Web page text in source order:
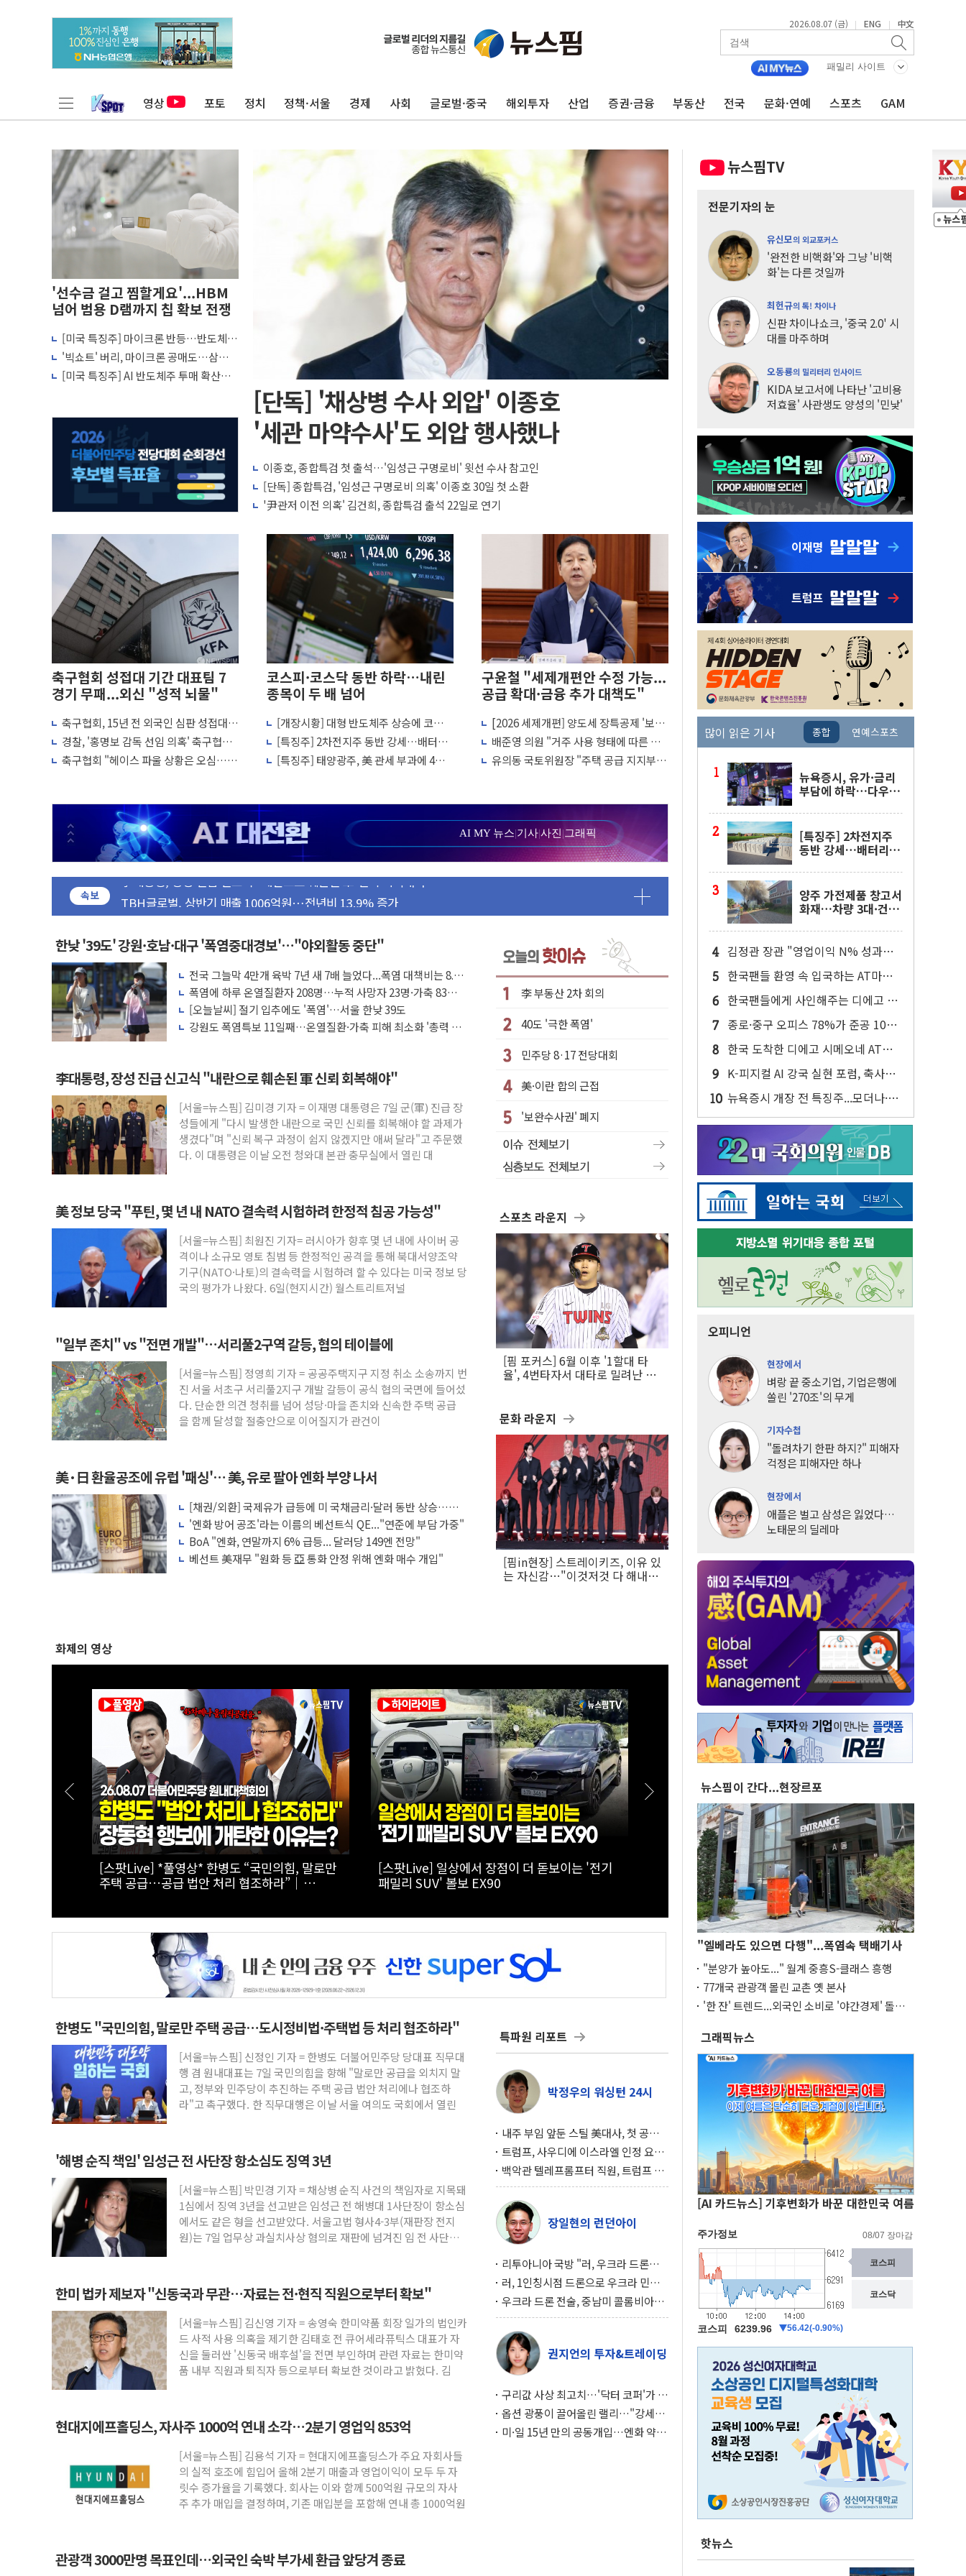
2026.08.07 (금) | ENG | 中文
패밀리 사이트
영상 포토 정치 정책·서울 경제 사회 글로벌·중국 해외투자 산업 증권·금융 부동산 전국 문화·연예 스포츠 GAM
'선수금 걸고 찜할게요'...HBM
넘어 범용 D램까지 칩 확보 전쟁
[미국 특징주] 마이크론 반등…반도체
투자 심리 회복 조짐
'빅쇼트' 버리, 마이크론 공매도…삼성전
자·SK하이닉스 증설 '위험신호'
[미국 특징주] AI 반도체주 투매 확산…
[단독] '채상병 수사 외압' 이종호
'세관 마약수사'도 외압 행사했나
이종호, 종합특검 첫 출석…'임성근 구명로비' 윗선 수사 참고인
[단독] 종합특검, '임성근 구명로비 의혹' 이종호 30일 첫 소환
'尹관저 이전 의혹' 김건희, 종합특검 출석 22일로 연기
축구협회 성접대 기간 대표팀 7
경기 무패...외신 "성적 뇌물"
축구협회, 15년 전 외국인 심판 성접대
의혹...월드컵·올림픽 예선도 포함
경찰, '홍명보 감독 선임 의혹' 축구협회
압수수색
축구협회 "헤이스 파울 상황은 오심…역
코스피·코스닥 동반 하락…내린
종목이 두 배 넘어
[개장시황] 대형 반도체주 상승에 코스
피, 장 초반 1%대 반등
[특징주] 2차전지주 동반 강세…배터리3
사 일제히 상승
[특징주] 태양광주, 美 관세 부과에 4%
구윤철 "세제개편안 수정 가능...
공급 확대·금융 추가 대책도"
[2026 세제개편] 양도세 장특공제 '보
유'서 '거주'로…10년 살아야 최대 80%
배준영 의원 "거주 사용 형태에 따른 중
과세는 과세 원칙 어긋나"
유의동 국토위원장 "주택 공급 지지부
AI MY 뉴스|기사|사진 |그래픽
속보
나경원 의원 "장기보유 1주택자 과도한 세금 부당"…소득세법 개정안 발의 예고
李대통령, 규제합리화위 부위원장에 김태유·국립외교원장에 김흥규
박홍근 "국가재정시스템 안정성 한순간도 흔들려선 안돼"
우리자산운용, MMF 순자산 30조 돌파…증시 급락에 업계 1위
李대통령, 장성 진급 신고식 "내란으로 훼손된 軍 신뢰 회복해야"
TBH글로벌, 상반기 매출 1006억원…전년비 13.9% 증가
AI 메모리 향한 뜨거운 관심…SK하이닉스, FMS서 '풀스택' 기술력 과시
"내년 메모리 물량 동났다"…선수금 내걸고 확보 전쟁
현대지에프홀딩스, 자사주 1000억 연내 소각…2분기 영업익 853억
관광객 3000만명 목표인데…외국인 숙박 부가세 환급 앞당겨 종료
[뉴스핌 이 시각 PICK] 축구협회 성접대 기간, 대표팀 무패 外
美 정보 당국 "푸틴, 몇 년 내 NATO 결속력 시험하려 한정적 침공 가능성"
서울시, 정비사업으로 주택 36% 늘었다...공급부족 전 시장 규제 탓 커
신인류콘텐츠, 핀란드 AI 기업 Audission Oy와 운영 파트너십 체결
"일부 존치" vs "전면 개발"…서리풀2구역 갈등, 협의 테이블에
[AI 카드뉴스] 기후변화가 바꾼 대한민국 여름
한낮 '39도' 강원·호남·대구 '폭염중대경보'…"야외활동 중단"
전국 그늘막 4만개 육박 7년 새 7배 늘었다...폭염 대책비는 8.6
배 증가
폭염에 하루 온열질환자 208명…누적 사망자 23명·가축 83만
마리 폐사
[오늘날씨] 절기 입추에도 '폭염'…서울 한낮 39도
강원도 폭염특보 11일째…온열질환·가축 피해 최소화 '총력 대
李대통령, 장성 진급 신고식 "내란으로 훼손된 軍 신뢰 회복해야"
[서울=뉴스핌] 김미경 기자 = 이재명 대통령은 7일 군(軍) 진급 장
성들에게 "다시 발생한 내란으로 국민 신뢰를 회복해야 할 과제가
생겼다"며 "신뢰 복구 과정이 쉽지 않겠지만 애써 달라"고 주문했
다. 이 대통령은 이날 오전 청와대 본관 충무실에서 열린 대
美 정보 당국 "푸틴, 몇 년 내 NATO 결속력 시험하려 한정적 침공 가능성"
[서울=뉴스핌] 최원진 기자= 러시아가 향후 몇 년 내에 사이버 공
격이나 소규모 영토 침범 등 한정적인 공격을 통해 북대서양조약
기구(NATO·나토)의 결속력을 시험하려 할 수 있다는 미국 정보 당
국의 평가가 나왔다. 6일(현지시간) 월스트리트저널
"일부 존치" vs "전면 개발"…서리풀2구역 갈등, 협의 테이블에
[서울=뉴스핌] 정영희 기자 = 공공주택지구 지정 취소 소송까지 번
진 서울 서초구 서리풀2지구 개발 갈등이 공식 협의 국면에 들어섰
다. 단순한 의견 청취를 넘어 성당·마을 존치와 신속한 주택 공급
을 함께 달성할 절충안으로 이어질지가 관건이
美·日 환율공조에 유럽 '패싱'… 美, 유로 팔아 엔화 부양 나서
[채권/외환] 국제유가 급등에 미 국채금리·달러 동반 상승…시
장, 美 고용지표 촉각
'엔화 방어 공조'라는 이름의 베선트식 QE..."연준에 부담 가중"
BoA "엔화, 연말까지 6% 급등... 달러당 149엔 전망"
베선트 美재무 "원화 등 亞 통화 안정 위해 엔화 매수 개입"
李 부동산 2차 회의
40도 '극한 폭염'
민주당 8·17 전당대회
美·이란 합의 근접
'보완수사권' 폐지
스포츠 라운지
[핌 포커스] 6월 이후 '1할대 타
율', 4번타자서 대타로 밀려난 LG
문화 라운지
[핌in현장] 스트레이키즈, 이유 있
는 자신감…"이것저것 다 해내는
화제의 영상
[실전! 해외주식] 광둥성 반도체 생태계 리더 '캔
세미', 창업판 상장 도전
[실전! 해외주식] 극한의 우주 환경을 돌파하는
AADX의 경쟁력
[스팟Live] 한자리에 모인 장군들...李대통령,
이상렬 대장 등 진급 장성 4명에 삼정검 수치 직
접 수여｜26.08.07 장성 진급·삼정검 수치 수
한병도 "국민의힘, 말로만 주택 공급…도시정비법·주택법 등 처리 협조하라"
[서울=뉴스핌] 신정인 기자 = 한병도 더불어민주당 당대표 직무대
행 겸 원내대표는 7일 국민의힘을 향해 "말로만 공급을 외치지 말
고, 정부와 민주당이 추진하는 주택 공급 법안 처리에나 협조하
라"고 촉구했다. 한 직무대행은 이날 서울 여의도 국회에서 열린
'해병 순직 책임' 임성근 전 사단장 항소심도 징역 3년
[서울=뉴스핌] 박민경 기자 = 채상병 순직 사건의 책임자로 지목돼
1심에서 징역 3년을 선고받은 임성근 전 해병대 1사단장이 항소심
에서도 같은 형을 선고받았다. 서울고법 형사4-3부(재판장 전지
원)는 7일 업무상 과실치사상 혐의로 재판에 넘겨진 임 전 사단장
한미 법카 제보자 "신동국과 무관…자료는 전·현직 직원으로부터 확보"
[서울=뉴스핌] 김신영 기자 = 송영숙 한미약품 회장 일가의 법인카
드 사적 사용 의혹을 제기한 김태호 전 큐어세라퓨틱스 대표가 자
신을 둘러싼 '신동국 배후설'을 전면 부인하며 관련 자료는 한미약
품 내부 직원과 퇴직자 등으로부터 확보한 것이라고 밝혔다. 김
현대지에프홀딩스, 자사주 1000억 연내 소각…2분기 영업익 853억
[서울=뉴스핌] 김용석 기자 = 현대지에프홀딩스가 주요 자회사들
의 실적 호조에 힘입어 올해 2분기 매출과 영업이익이 모두 두 자
릿수 증가율을 기록했다. 회사는 이와 함께 500억원 규모의 자사
주 추가 매입을 결정하며, 기존 매입분을 포함해 연내 총 1000억원
관광객 3000만명 목표인데…외국인 숙박 부가세 환급 앞당겨 종료
특파원 리포트
박정우의 워싱턴 24시
내주 부임 앞둔 스틸 美대사, 첫 공개
행사서 "한미동맹 강화 최우선 과제"
트럼프, 사우디에 이스라엘 인정 요
구…원자력 협정 서명 하루 만에 좌초
위기
백악관 텔레프롬프터 직원, 트럼프 연
설 미리 보고 베팅 시장서 10만달러 챙
겨
장일현의 런던아이
리투아니아 국방 "러, 우크라 드론으
로 나토 회원국 공격 검토… 거짓 깃발
작전"
러, 1인칭시점 드론으로 우크라 민간
인 '사파리' 공격… 시민들 공포감 극
대화 전략
우크라 드론 전술, 중남미 콜롬비아에
새 안보 위기… 반군·마약카르텔이 습
득해 전투 활용
권지언의 투자&트레이딩
구리값 사상 최고치…'닥터 코퍼'가 말
하는 경기 신호가 달라졌다
옵션 광풍이 끌어올린 랠리…"강세장
이면에 과열 경고등"
미·일 15년 만의 공동개입…엔화 약세
뉴스핌TV
전문기자의 눈
유신모의 외교포커스
'완전한 비핵화'와 그냥 '비핵
화'는 다른 것일까
최헌규의 톡! 차이나
신판 차이나쇼크, '중국 2.0' 시
대를 마주하며
오동룡의 밀리터리 인사이드
KIDA 보고서에 나타난 '고비용
저효율' 사관생도 양성의 '민낯'
많이 읽은 기사 종합 연예스포츠
뉴욕증시, 유가·금리
부담에 하락…다우 5
[특징주] 2차전지주
동반 강세…배터리3
양주 가전제품 창고서
화재…차량 3대·건물
김정관 장관 "영업이익 N% 성과급
반대…상법·자본시장법 개정 논의"
한국팬들 환영 속 입국하는 AT마드
리드
한국팬들에게 사인해주는 디에고 시
메오네 감독
종로·중구 오피스 78%가 준공 10년
이상…리뉴얼이 경쟁력 가른다
한국 도착한 디에고 시메오네 AT마
드리드 감독
K-피지컬 AI 강국 실현 포럼, 축사하
는 한병도
뉴욕증시 개장 전 특징주...모더나·아
이온큐·도어대시↑ VS 샌디스크·피
그마·앱러빈↓
오피니언
현장에서
벼랑 끝 중소기업, 기업은행에
쏠린 '270조'의 무게
기자수첩
"돌려차기 한판 하지?" 피해자
걱정은 피해자만 하나
현장에서
애플은 벌고 삼성은 잃었다…
노태문의 딜레마
뉴스핌이 간다...현장르포
"엘베라도 있으면 다행"...폭염속 택배기사
"분양가 높아도..." 월계 중흥S-클래스 흥행
77개국 관광객 몰린 교촌 옛 본사
'한 잔' 트렌드...외국인 소비로 '야간경제' 돌파
그래픽뉴스
[AI 카드뉴스] 기후변화가 바꾼 대한민국 여름
핫뉴스